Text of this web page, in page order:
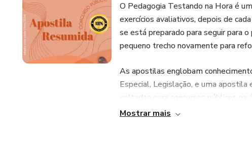
O Pedagogia Testando na Hora é
exercícios avaliativos, depois de
se está preparado para seguir para
pequeno trecho novamente para
As apostilas englobam
Especial, Legislação, e uma
voltadas para concursos públicos na
Mostrar mais